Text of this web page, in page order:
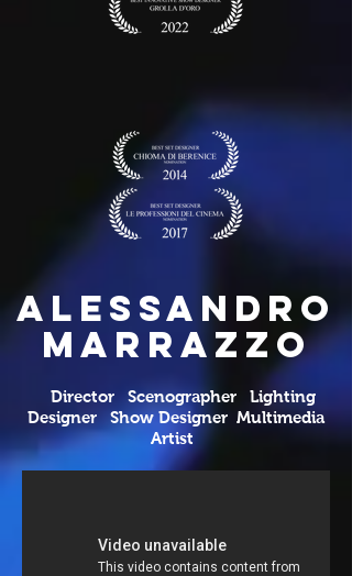
Alessandro
Marrazzo
Director Scenographer Lighting
Designer Show Designer Multimedia
Artist